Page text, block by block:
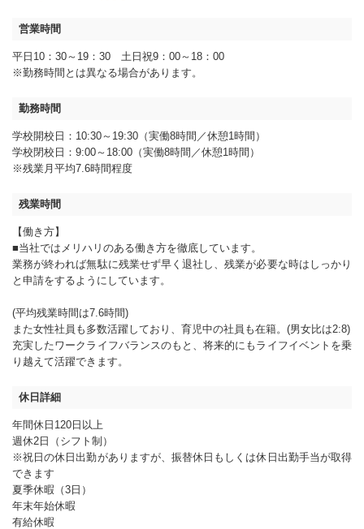
営業時間
平日10：30～19：30 土日祝9：00～18：00
※勤務時間とは異なる場合があります。
勤務時間
学校開校日：10:30～19:30（実働8時間／休憩1時間）
学校閉校日：9:00～18:00（実働8時間／休憩1時間）
※残業月平均7.6時間程度
残業時間
【働き方】
■当社ではメリハリのある働き方を徹底しています。
業務が終われば無駄に残業せず早く退社し、残業が必要な時はしっかり
と申請をするようにしています。
(平均残業時間は7.6時間)
また女性社員も多数活躍しており、育児中の社員も在籍。(男女比は2:8)
充実したワークライフバランスのもと、将来的にもライフイベントを乗
り越えて活躍できます。
休日詳細
年間休日120日以上
週休2日（シフト制）
※祝日の休日出勤がありますが、振替休日もしくは休日出勤手当が取得
できます
夏季休暇（3日）
年末年始休暇
有給休暇